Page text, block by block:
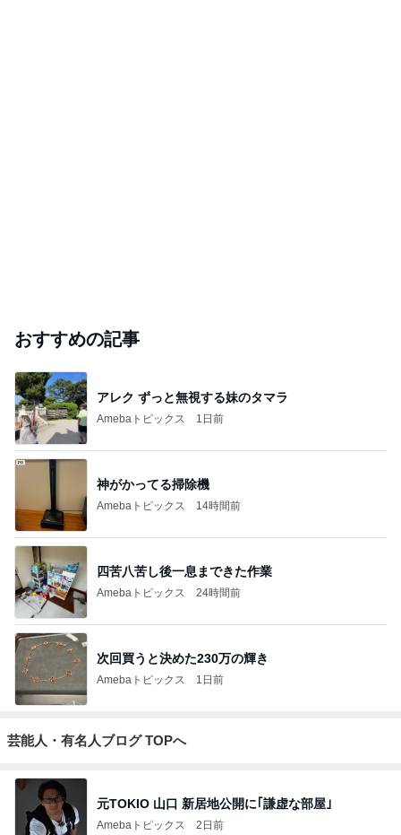
おすすめの記事
アレク ずっと無視する妹のタマラ
Amebaトピックス 1日前
神がかってる掃除機
Amebaトピックス 14時間前
四苦八苦し後一息まできた作業
Amebaトピックス 24時間前
次回買うと決めた230万の輝き
Amebaトピックス 1日前
芸能人・有名人ブログ TOPへ
元TOKIO 山口 新居地公開に｢謙虚な部屋｣
Amebaトピックス 2日前